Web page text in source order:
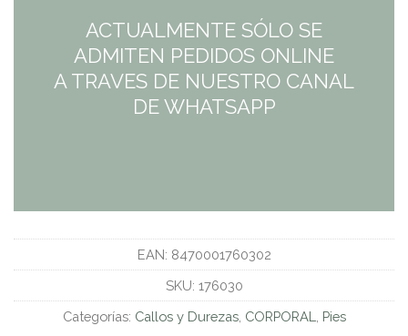
14,50€.
7,25€.
ACTUALMENTE SÓLO SE
ADMITEN PEDIDOS ONLINE
A TRAVES DE NUESTRO CANAL
DE WHATSAPP
EAN: 8470001760302
SKU: 176030
Categorías: Callos y Durezas, CORPORAL Pies